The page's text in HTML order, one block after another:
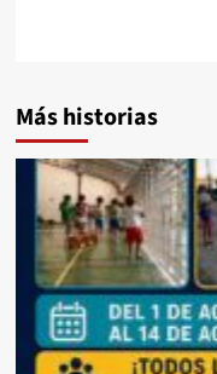
Más historias